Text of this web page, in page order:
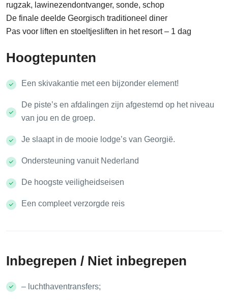
rugzak, lawinezendontvanger, sonde, schop
De finale deelde Georgisch traditioneel diner
Pas voor liften en stoeltjesliften in het resort – 1 dag
Hoogtepunten
Een skivakantie met een bijzonder element!
De piste’s en afdalingen zijn afgestemd op het niveau
van jou en de groep.
Je slaapt in de mooie lodge’s van Georgië.
Ondersteuning vanuit Nederland
De hoogste veiligheidseisen
Een compleet verzorgde reis
Inbegrepen / Niet inbegrepen
– luchthaventransfers;